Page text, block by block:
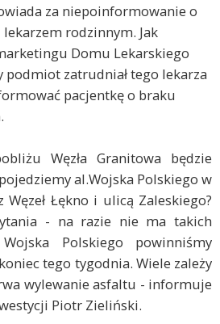
za niepoinformowanie o
rodzinnym. Jak
Domu Lekarskiego
podmiot zatrudniał tego lekarza
pacjentkę o braku
Węzła Granitowa będzie
al.Wojska Polskiego w
Łękno i ulicą Zaleskiego?
- na razie nie ma takich
Polskiego powinniśmy
tego tygodnia. Wiele zależy
wylewanie asfaltu - informuje
Piotr Zieliński.